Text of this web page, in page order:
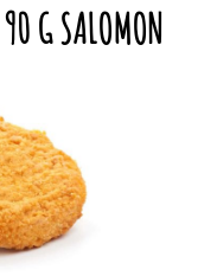
G SALOMON